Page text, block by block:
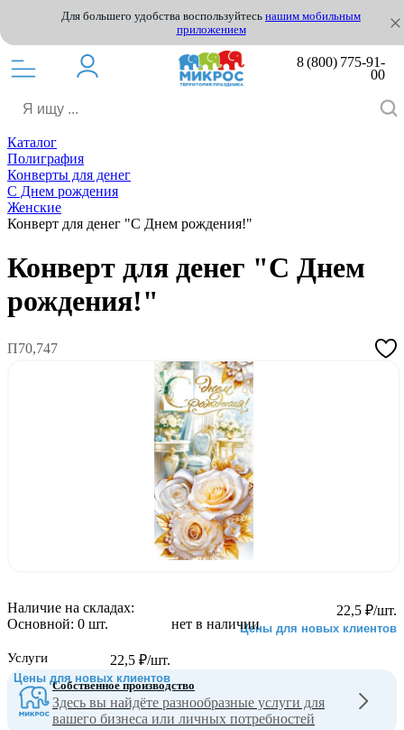
Для большего удобства воспользуйтесь нашим мобильным
приложением
8 (800) 775-91-
00
Каталог
Полиграфия
Конверты для денег
С Днем рождения
Женские
Конверт для денег "С Днем рождения!"
Конверт для денег "С Днем
рождения!"
П70,747
22,5 ₽/шт.
Цены для новых клиентов
нет в наличии
22,5 ₽/шт.
Цены для новых клиентов
Наличие на складах:
Основной: 0 шт.
Услуги
Собственное производство
Здесь вы найдёте разнообразные услуги для
вашего бизнеса или личных потребностей